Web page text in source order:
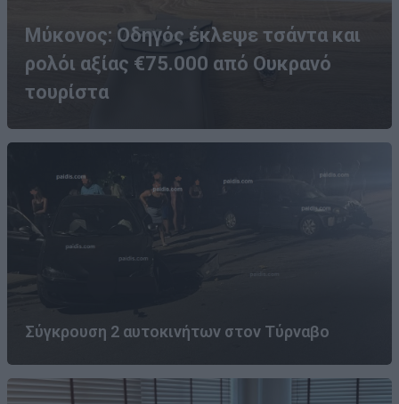
Μύκονος: Οδηγός έκλεψε τσάντα και
ρολόι αξίας €75.000 από Ουκρανό
τουρίστα
Σύγκρουση 2 αυτοκινήτων στον Τύρναβο